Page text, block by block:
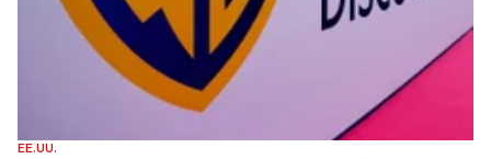
EE.UU.